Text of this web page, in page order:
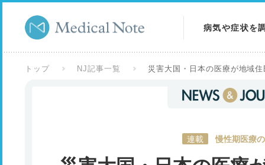
病気や症状を
症状を調べる
トップ NJ記事一覧 災害大国・日本の医療が地域
連載 慢性期医療